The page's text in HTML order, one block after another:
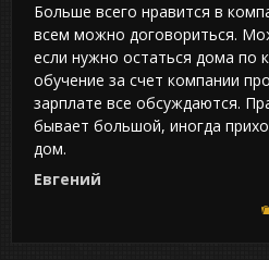
Больше всего нравится в
всем можно договориться.
если нужно остаться дома по
обучение за счет компании
зарплате все обсуждаются.
бывает большой, иногда
дом.
Евгений